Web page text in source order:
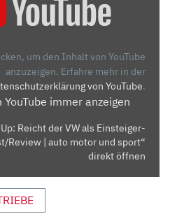
um den Inhalt von YouTube
anzuzeigen. Erfahre mehr in der
von YouTube.
immer anzeigen
Reicht der VW als Einsteiger-
Review | auto motor und sport“
direkt öffnen